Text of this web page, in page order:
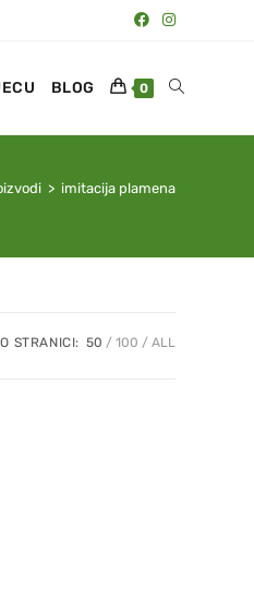
BLOG 0
> imitacija plamena
STRANICI: 50 100 ALL